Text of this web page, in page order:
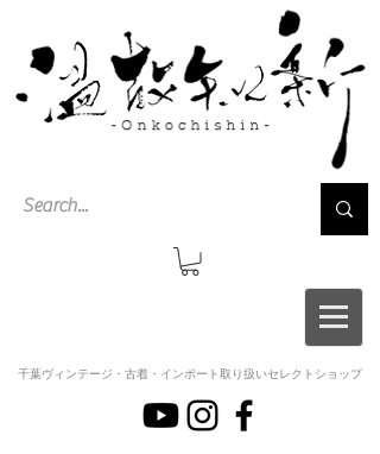
千葉ヴィンテージ・古着・インポート取り扱いセレクトショップ